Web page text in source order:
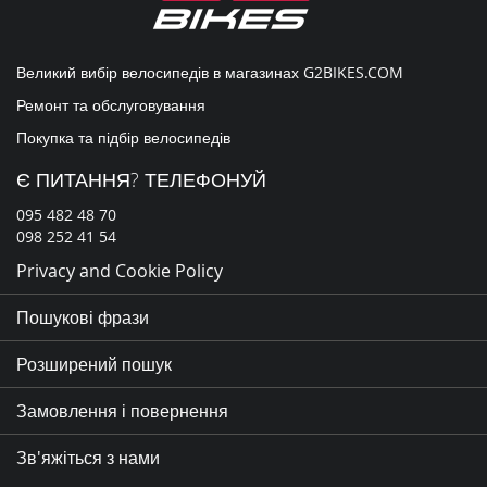
Великий вибір велосипедів в магазинах G2BIKES.COM
Ремонт та обслуговування
Покупка та підбір велосипедів
Є ПИТАННЯ? ТЕЛЕФОНУЙ
095 482 48 70
098 252 41 54
Privacy and Cookie Policy
Пошукові фрази
Розширений пошук
Замовлення і повернення
Зв'яжіться з нами